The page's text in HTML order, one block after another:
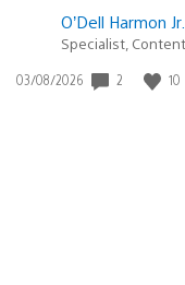
O’Dell Harmon Jr.
Specialist,
Date
03/08/2026 2 10